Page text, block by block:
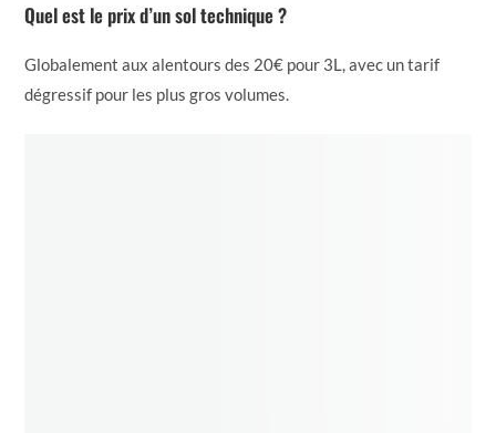
Quel est le prix d’un sol technique ?
Globalement aux alentours des 20€ pour 3L, avec un tarif
dégressif pour les plus gros volumes.